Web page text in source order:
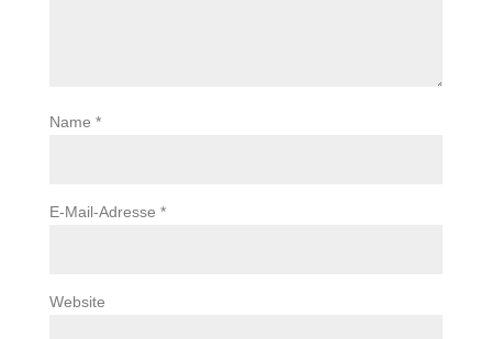
Name *
E-Mail-Adresse *
Website